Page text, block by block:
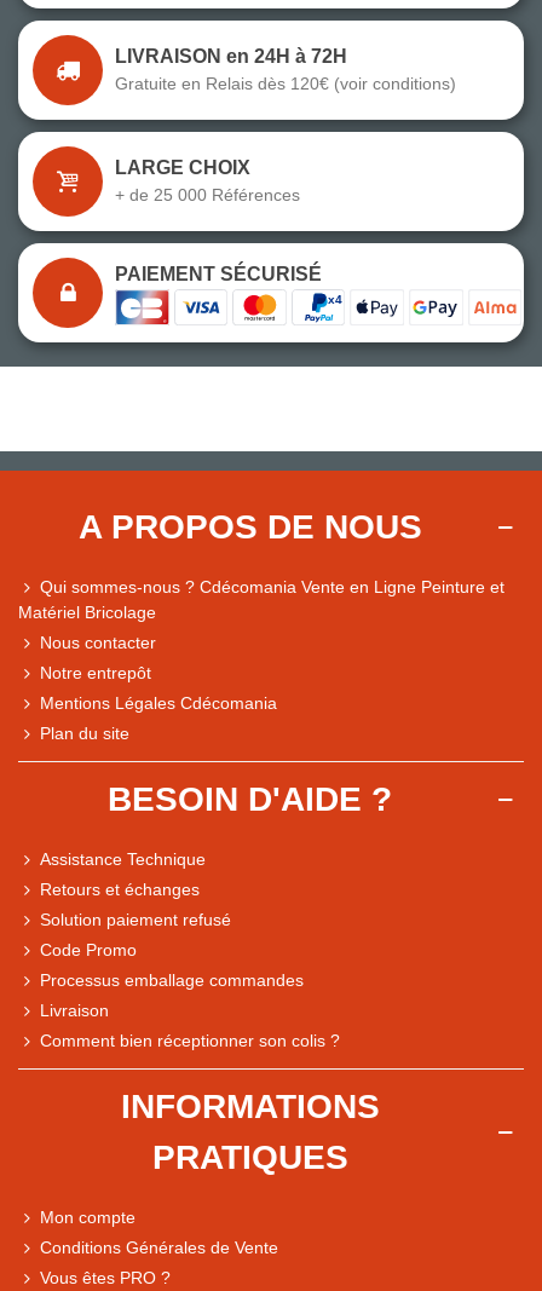
Comparaison des performances du magasin
Express, Chez vous, Point relais, Retrait magasin
LIVRAISON en 24H à 72H
Gratuite en Relais dès 120€ (voir conditions)
LARGE CHOIX
+ de 25 000 Références
PAIEMENT SÉCURISÉ
A PROPOS DE NOUS
Qui sommes-nous ? Cdécomania Vente en Ligne Peinture et
Matériel Bricolage
Nous contacter
Notre entrepôt
Mentions Légales Cdécomania
Plan du site
BESOIN D'AIDE ?
Assistance Technique
Retours et échanges
Solution paiement refusé
Code Promo
Processus emballage commandes
Livraison
Comment bien réceptionner son colis ?
INFORMATIONS
PRATIQUES
Mon compte
Conditions Générales de Vente
Vous êtes PRO ?